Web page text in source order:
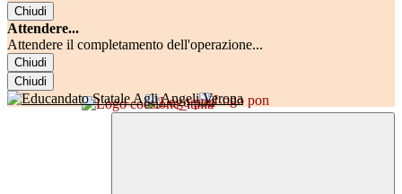
Chiudi
Attendere...
Attendere il completamento dell'operazione...
Chiudi
Chiudi